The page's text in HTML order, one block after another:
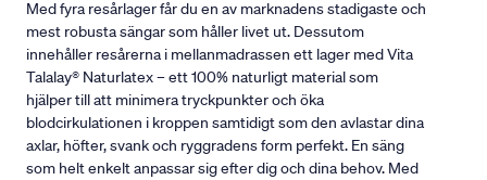
Med fyra resårlager får du en av marknadens stadigaste och
mest robusta sängar som håller livet ut. Dessutom
innehåller resårerna i mellanmadrassen ett lager med Vita
Talalay® Naturlatex – ett 100% naturligt material som
hjälper till att minimera tryckpunkter och öka
blodcirkulationen i kroppen samtidigt som den avlastar dina
axlar, höfter, svank och ryggradens form perfekt. En säng
som helt enkelt anpassar sig efter dig och dina behov. Med